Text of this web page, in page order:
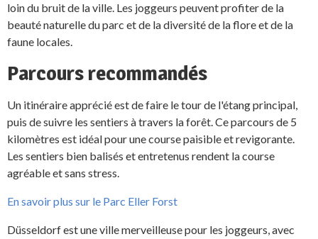
loin du bruit de la ville. Les joggeurs peuvent profiter de la
beauté naturelle du parc et de la diversité de la flore et de la
faune locales.
Parcours recommandés
Un itinéraire apprécié est de faire le tour de l'étang principal,
puis de suivre les sentiers à travers la forêt. Ce parcours de 5
kilomètres est idéal pour une course paisible et revigorante.
Les sentiers bien balisés et entretenus rendent la course
agréable et sans stress.
En savoir plus sur le Parc Eller Forst
Düsseldorf est une ville merveilleuse pour les joggeurs, avec